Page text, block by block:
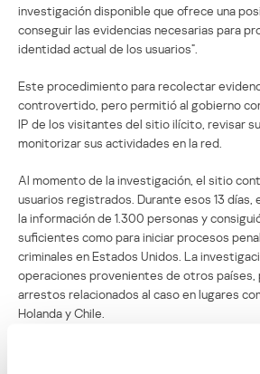
investigación disponible que ofrece una
conseguir las evidencias necesarias para
identidad actual de los usuarios”.
Este procedimiento para recolectar
controvertido, pero permitió al gobierno
IP de los visitantes del sitio ilícito, revisar
monitorizar sus actividades en la red.
Al momento de la investigación, el sitio
usuarios registrados. Durante esos 13
la información de 1.300 personas y
suficientes como para iniciar procesos
criminales en Estados Unidos. La
operaciones provenientes de otros países,
arrestos relacionados al caso en lugares
Holanda y Chile.